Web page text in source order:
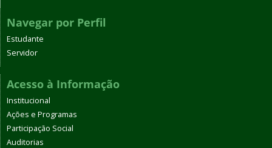
Navegar por Perfil
Estudante
Servidor
Acesso à Informação
Institucional
Ações e Programas
Participação Social
Auditorias